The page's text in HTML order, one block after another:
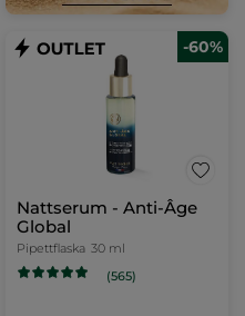
-60%
Nattserum - Anti-Âge
Global
Pipettflaska 30 ml
(565)